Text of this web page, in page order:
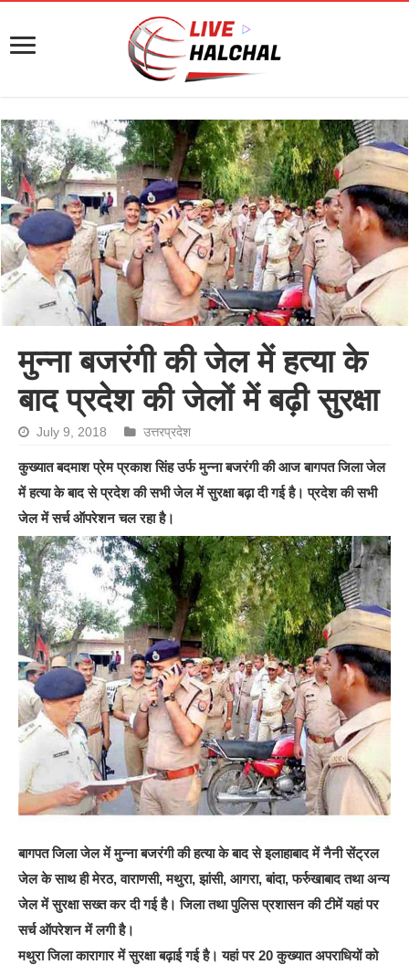
मुन्ना बजरंगी की जेल में हत्या के
बाद प्रदेश की जेलों में बढ़ी सुरक्षा
July 9, 2018 उत्तरप्रदेश
कुख्यात बदमाश प्रेम प्रकाश सिंह उर्फ मुन्ना बजरंगी की आज बागपत जिला जेल
में हत्या के बाद से प्रदेश की सभी जेल में सुरक्षा बढ़ा दी गई है। प्रदेश की सभी
जेल में सर्च ऑपरेशन चल रहा है।
बागपत जिला जेल में मुन्ना बजरंगी की हत्या के बाद से इलाहाबाद में नैनी सेंट्रल
जेल के साथ ही मेरठ, वाराणसी, मथुरा, झांसी, आगरा, बांदा, फर्रुखाबाद तथा अन्य
जेल में सुरक्षा सख्त कर दी गई है। जिला तथा पुलिस प्रशासन की टीमें यहां पर
सर्च ऑपरेशन में लगी है।
मथुरा जिला कारागार में सुरक्षा बढ़ाई गई है। यहां पर 20 कुख्यात अपराधियों को